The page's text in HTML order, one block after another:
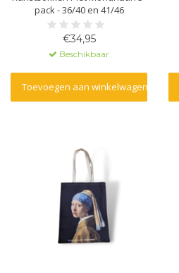
pack - 36/40 en 41/46
€34,95
Beschikbaar
Toevoegen aan winkelwagen